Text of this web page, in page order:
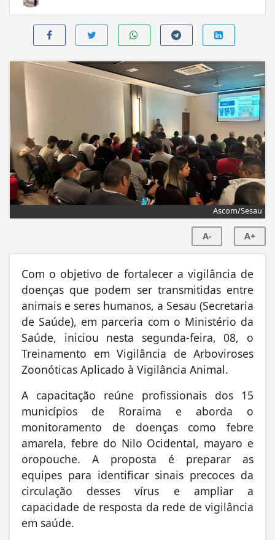
Ascom/Sesau
A- A+
Com o objetivo de fortalecer a vigilância de
doenças que podem ser transmitidas entre
animais e seres humanos, a Sesau (Secretaria
de Saúde), em parceria com o Ministério da
Saúde, iniciou nesta segunda-feira, 08, o
Treinamento em Vigilância de Arboviroses
Zoonóticas Aplicado à Vigilância Animal.
A capacitação reúne profissionais dos 15
municípios de Roraima e aborda o
monitoramento de doenças como febre
amarela, febre do Nilo Ocidental, mayaro e
oropouche. A proposta é preparar as
equipes para identificar sinais precoces da
circulação desses vírus e ampliar a
capacidade de resposta da rede de vigilância
em saúde.